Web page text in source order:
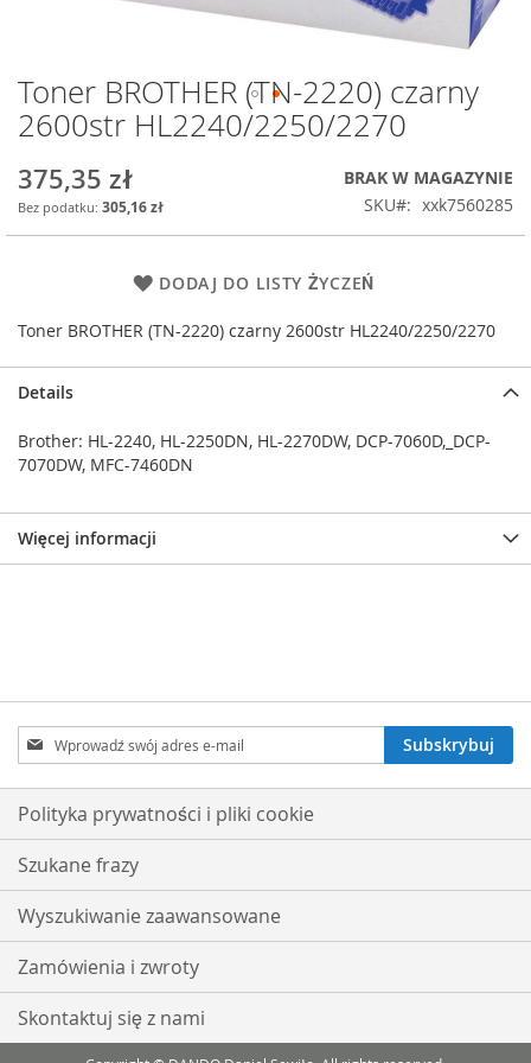
Przejdź
na
początek
Toner BROTHER (TN-2220) czarny
2600str HL2240/2250/2270
375,35 zł
305,16 zł
BRAK W MAGAZYNIE
SKU
xxk7560285
DODAJ DO LISTY ŻYCZEŃ
Toner BROTHER (TN-2220) czarny 2600str HL2240/2250/2270
Details
Brother: HL-2240, HL-2250DN, HL-2270DW, DCP-7060D,_DCP-
7070DW, MFC-7460DN
Więcej informacji
Subskrybuj
nasz
newsletter:
Subskrybuj
Polityka prywatności i pliki cookie
Szukane frazy
Wyszukiwanie zaawansowane
Zamówienia i zwroty
Skontaktuj się z nami